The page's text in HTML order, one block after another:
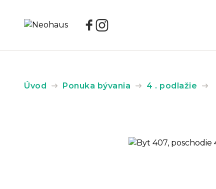
Úvod Ponuka bývania 4 . podlažie